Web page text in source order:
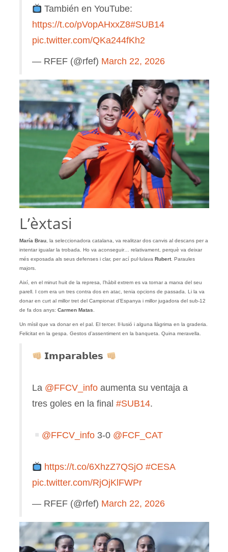
También en YouTube:
https://t.co/pVopAHxxZ8#SUB14
pic.twitter.com/QKa244fKh2
— RFEF (@rfef) March 22, 2026
L’èxtasi
María Brau, la seleccionadora catalana, va realitzar dos canvis al descans per a
intentar igualar la trobada. Ho va aconseguir… relativament, perquè va deixar
més exposada als seus defenses i clar, per ací pul·lulava Rubert. Paraules
majors.
Així, en el minut huit de la represa, l’hàbil extrem es va tornar a marxa del seu
parell. I com era un tres contra dos en atac, tenia opcions de passada. Li la va
donar en curt al millor tret del Campionat d’Espanya i millor jugadora del sub-12
de fa dos anys: Carmen Matas.
Un mísil que va donar en el pal. El tercer. Il·lusió i alguna llàgrima en la graderia.
Felicitat en la gespa. Gestos d’assentiment en la banqueta. Quina meravella.
𝗜𝗺𝗽𝗮𝗿𝗮𝗯𝗹𝗲𝘀
La @FFCV_infoaumenta su ventaja a
tres goles en la final #SUB14.
@FFCV_info 3-0 @FCF_CAT
https://t.co/6XhzZ7QSjO #CESA
pic.twitter.com/RjOjKlFWPr
— RFEF (@rfef) March 22, 2026